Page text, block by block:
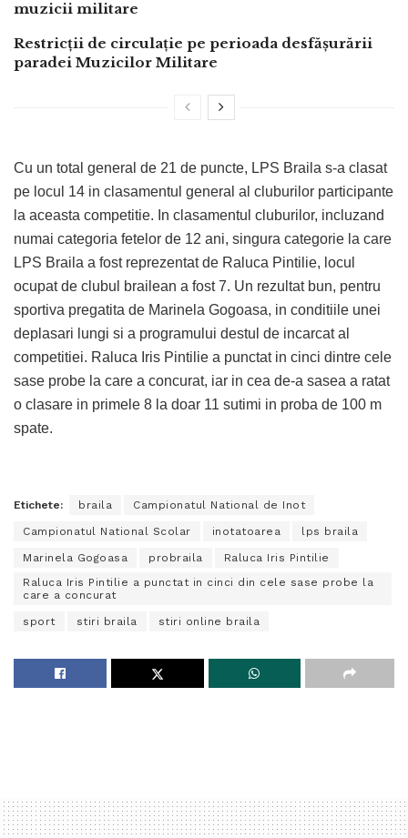
muzicii militare
Restricții de circulație pe perioada desfășurării
paradei Muzicilor Militare
Cu un total general de 21 de puncte, LPS Braila s-a clasat
pe locul 14 in clasamentul general al cluburilor participante
la aceasta competitie. In clasamentul cluburilor, incluzand
numai categoria fetelor de 12 ani, singura categorie la care
LPS Braila a fost reprezentat de Raluca Pintilie, locul
ocupat de clubul brailean a fost 7. Un rezultat bun, pentru
sportiva pregatita de Marinela Gogoasa, in conditiile unei
deplasari lungi si a programului destul de incarcat al
competitiei. Raluca Iris Pintilie a punctat in cinci dintre cele
sase probe la care a concurat, iar in cea de-a sasea a ratat
o clasare in primele 8 la doar 11 sutimi in proba de 100 m
spate.
Etichete: braila Campionatul National de Inot
Campionatul National Scolar inotatoarea lps braila
Marinela Gogoasa probraila
Raluca Iris Pintilie
Raluca Iris Pintilie a punctat in cinci din cele sase probe la
care a concurat
sport stiri braila stiri online braila